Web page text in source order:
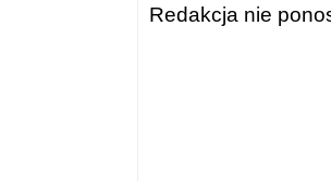
Redakcja nie